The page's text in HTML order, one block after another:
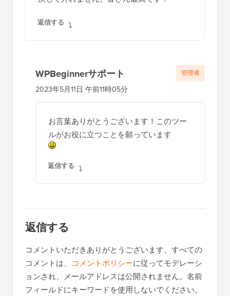
返信する
WPBeginnerサポート
2023年5月11日 午前11時05分
お言葉ありがとうございます！このツー
ルがお役に立つことを願っています
返信する
管理者
返信する
コメントいただきありがとうございます。すべての
コメントは、 コメントポリシーに従ってモデレーシ
ョンされ、メールアドレスは公開されません。名前
フィールドにキーワードを使用しないでください。